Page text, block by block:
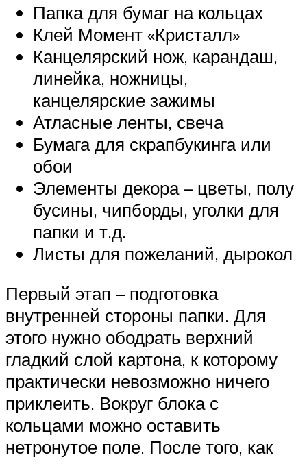
Папка для бумаг на кольцах
Клей Момент «Кристалл»
Канцелярский нож, карандаш,
линейка, ножницы,
канцелярские зажимы
Атласные ленты, свеча
Бумага для скрапбукинга или
обои
Элементы декора – цветы, полу
бусины, чипборды, уголки для
папки и т.д.
Листы для пожеланий, дырокол
Первый этап – подготовка
внутренней стороны папки. Для
этого нужно ободрать верхний
гладкий слой картона, к которому
практически невозможно ничего
приклеить. Вокруг блока с
кольцами можно оставить
нетронутое поле. После того, как